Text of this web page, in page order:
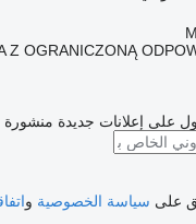
Z OGRANICZONĄ
على إعلانات جديدة
على سياسة الخصوصية و